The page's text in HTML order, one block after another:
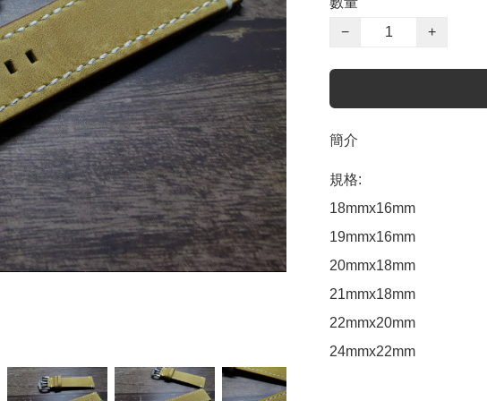
−
+
簡介
規格:
18mmx16mm
19mmx16mm
20mmx18mm
21mmx18mm
22mmx20mm
24mmx22mm